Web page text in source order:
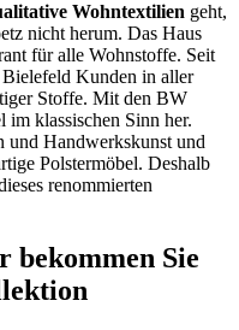
Wohntextilien geht,
nicht herum. Das Haus
für alle Wohnstoffe. Seit
Kunden in aller
Stoffe. Mit den BW
im klassischen Sinn her.
und Handwerkskunst und
Polstermöbel. Deshalb
renommierten
bekommen Sie